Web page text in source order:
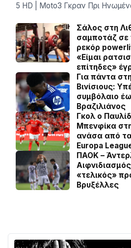
5 HD | Moto3 Γκραν Πρι
Σάλος στη
σαμποτάζ σε
ρεκόρ
«Είμαι
επίτηδες»
Για πάντα
Βινίσιους:
συμβόλαιο
Βραζιλιάνος
Γκολ ο
Μπενφίκα
ανάσα από
Europa
ΠΑΟΚ –
«τελικός»
Βρυξέλλες